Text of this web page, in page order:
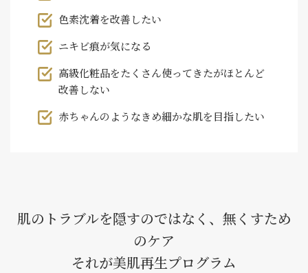
色素沈着を改善したい
ニキビ痕が気になる
高級化粧品をたくさん使ってきたがほとんど
改善しない
赤ちゃんのようなきめ細かな肌を目指したい
肌のトラブルを隠すのではなく、無くすため
のケア
それが美肌再生プログラム